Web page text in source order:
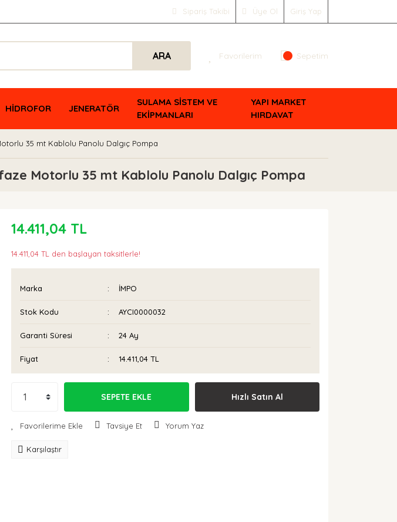
Sipariş Takibi Üye Ol Giriş Yap
ARA Favorilerim Sepetim
HİDROFOR JENERATÖR
SULAMA SİSTEM VE
EKİPMANLARI
YAPI MARKET
HIRDAVAT
35 mt Kablolu Panolu Dalgıç Pompa
Motorlu 35 mt Kablolu Panolu Dalgıç Pompa
14.411,04 TL
14.411,04 TL den başlayan taksitlerle!
Marka İMPO
Stok Kodu AYCI0000032
Garanti Süresi 24 Ay
Fiyat 14.411,04 TL
SEPETE EKLE Hızlı Satın Al
Tavsiye Et Yorum Yaz
Karşılaştır